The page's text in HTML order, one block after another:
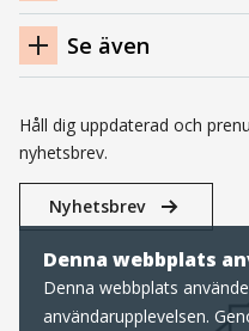
Denna webbplats
Denna webbplats
användarupplevelsen.
Se även
Håll dig uppdaterad och
nyhetsbrev.
Nyhetsbrev